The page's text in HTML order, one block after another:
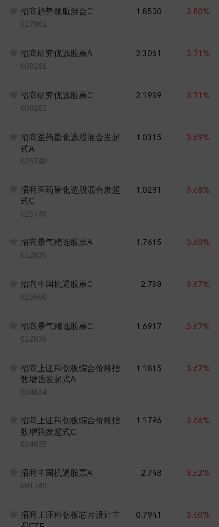
招商趋势领航混合C
017961
1.8500 3.80%
招商研究优选股票A
008261
2.3061 3.71%
招商研究优选股票C
008262
2.1939 3.71%
招商医药量化选股混合发起
式A
025748
1.0315 3.69%
招商医药量化选股混合发起
式C
025749
1.0281 3.68%
招商景气精选股票A
012835
1.7615 3.68%
招商中国机遇股票C
025660
2.738 3.67%
招商景气精选股票C
012836
1.6917 3.67%
招商上证科创板综合价格指
数增强发起式A
024634
1.1815 3.67%
招商上证科创板综合价格指
数增强发起式C
024635
1.1796 3.66%
招商中国机遇股票A
001749
2.748 3.62%
招商上证科创板芯片设计主
0.7941 3.60%